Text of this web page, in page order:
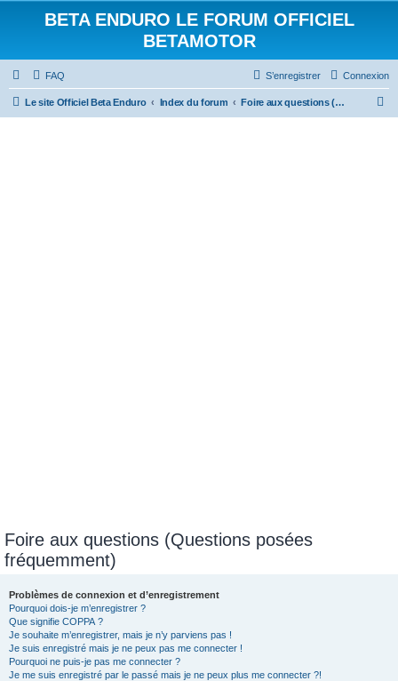
BETA ENDURO LE FORUM OFFICIEL
BETAMOTOR
FAQ Connexion
S’enregistrer
Le site Officiel Beta Enduro Index du forum Foire aux questions (Questions posées fréquemment)
Foire aux questions (Questions posées
fréquemment)
Problèmes de connexion et d’enregistrement
Pourquoi dois-je m’enregistrer ?
Que signifie COPPA ?
Je souhaite m’enregistrer, mais je n’y parviens pas !
Je suis enregistré mais je ne peux pas me connecter !
Pourquoi ne puis-je pas me connecter ?
Je me suis enregistré par le passé mais je ne peux plus me connecter ?!